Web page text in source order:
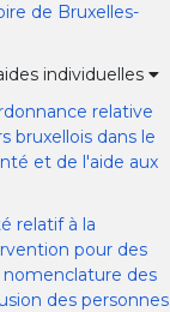
de Bruxelles-
individuelles
relative
bruxellois dans le
et de l'aide aux
relatif à la
pour des
nomenclature des
des personnes